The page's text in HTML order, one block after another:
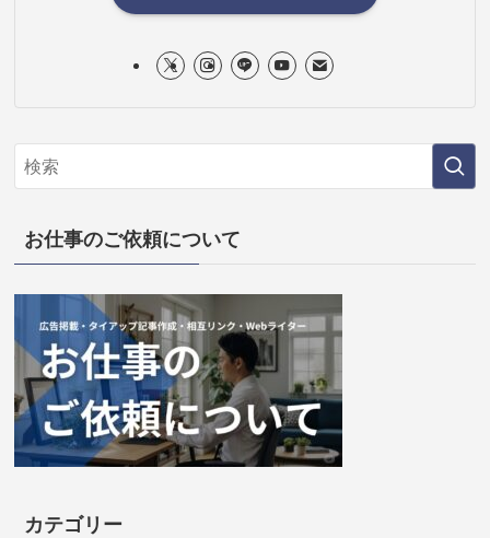
お仕事のご依頼について
カテゴリー